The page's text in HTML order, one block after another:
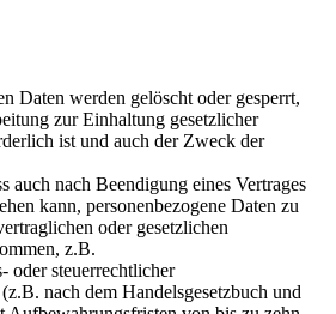
Daten werden gelöscht oder gesperrt,
zur Einhaltung gesetzlicher
ist und auch der Zweck der
auch nach Beendigung eines Vertrages
kann, personenbezogene Daten zu
oder gesetzlichen
z.B.
oder steuerrechtlicher
nach dem Handelsgesetzbuch und